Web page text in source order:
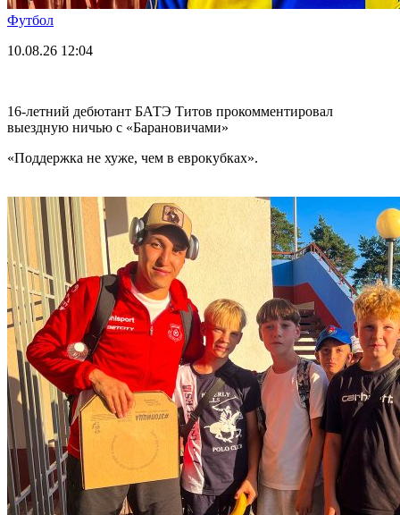
Футбол
10.08.26 12:04
16-летний дебютант БАТЭ Титов прокомментировал
выездную ничью с «Барановичами»
«Поддержка не хуже, чем в еврокубках».